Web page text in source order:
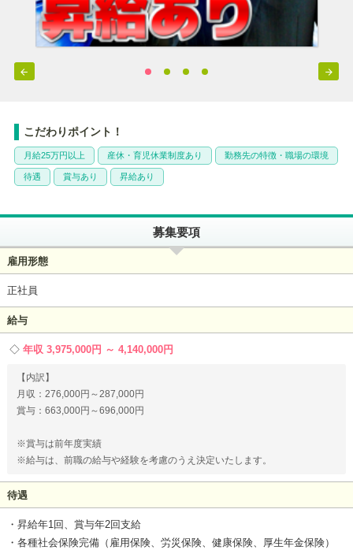
 
こだわりポイント！
月給25万円以上 産休・育児休業制度あり 勤務先の特徴・職場の環境
待遇 賞与あり 昇給あり
募集要項
雇用形態
正社員
給与
年収 3,975,000円 ～ 4,140,000円
【内訳】
月収：276,000円～287,000円
賞与：663,000円～696,000円
※賞与は前年度実績
※給与は、前職の給与や経験を考慮のうえ決定いたします。
待遇
・昇給年1回、賞与年2回支給
・各種社会保険完備（雇用保険、労災保険、健康保険、厚生年金保険）